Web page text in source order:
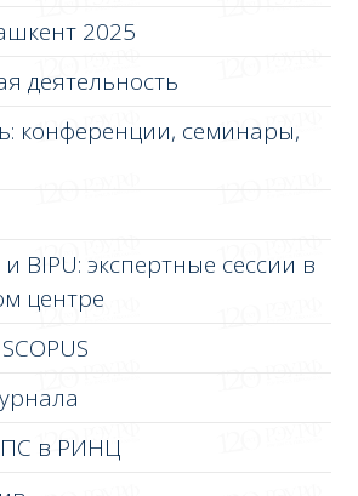
2025
деятельность
конференции, семинары,
BIPU: экспертные сессии в
центре
в РИНЦ